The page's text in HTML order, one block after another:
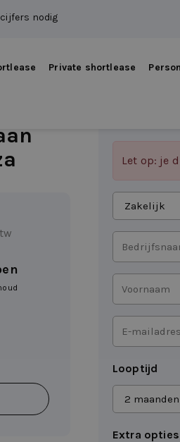
nodig
Private shortlease
Let op: je
Aanvragen
als
Bedrijfsnaam
Voornaam
E-
mailadres
*
Looptijd
Extra opties